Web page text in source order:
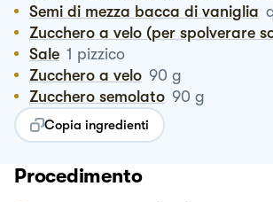
Semi di mezza bacca di vaniglia
Zucchero a velo (per spolverare
Sale 1 pizzico
Zucchero a velo 90 g
Zucchero semolato 90 g
Copia ingredienti
Procedimento